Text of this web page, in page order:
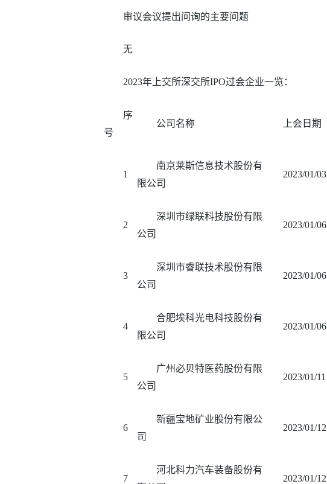
审议会议提出问询的主要问题
无
2023年上交所深交所IPO过会企业一览：
序
号
公司名称 上会日期
1
南京莱斯信息技术股份有
限公司
2023/01/03
2
深圳市绿联科技股份有限
公司
2023/01/06
3
深圳市睿联技术股份有限
公司
2023/01/06
4
合肥埃科光电科技股份有
限公司
2023/01/06
5
广州必贝特医药股份有限
公司
2023/01/11
6
新疆宝地矿业股份有限公
司
2023/01/12
7
河北科力汽车装备股份有
2023/01/12